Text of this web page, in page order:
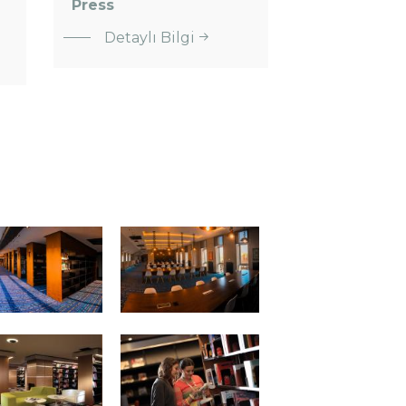
Press
Detaylı Bilgi
Cambridge